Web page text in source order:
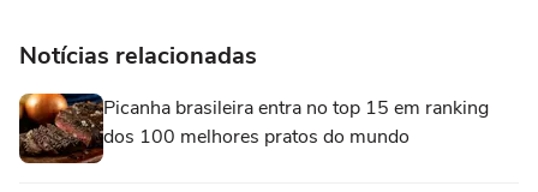
Notícias relacionadas
Picanha brasileira entra no top 15 em ranking
dos 100 melhores pratos do mundo